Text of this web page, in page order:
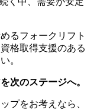
るフォークリフト
格取得支援のある
。
次のステージへ。
プをお考えなら、